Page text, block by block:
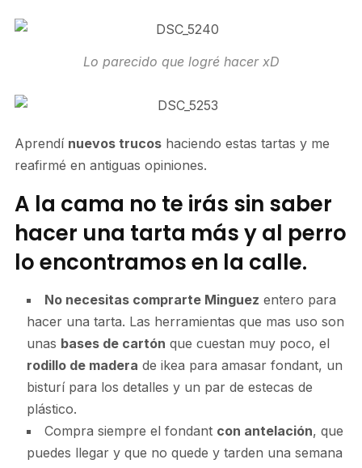
Lo parecido que logré hacer xD
Aprendí nuevos trucoshaciendo estas tartas y me
reafirmé en antiguas opiniones.
A la cama no te irás sin saber
hacer una tarta más y al perro
lo encontramos en la calle.
No necesitas comprarte Minguez entero para
hacer una tarta. Las herramientas que mas uso son
unas bases de cartón que cuestan muy poco, el
rodillo de madera de ikea para amasar fondant, un
bisturí para los detalles y un par de estecas de
plástico.
Compra siempre el fondant con antelación, que
puedes llegar y que no quede y tarden una semana